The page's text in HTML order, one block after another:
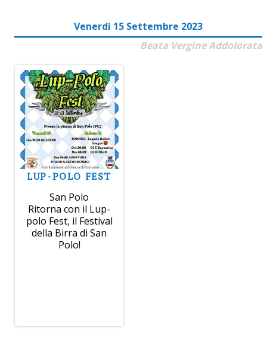
Venerdì 15 Settembre 2023
Beata Vergine Addolorata
LUP-POLO FEST
San Polo
Ritorna con il Lup-
polo Fest, il Festival
della Birra di San
Polo!